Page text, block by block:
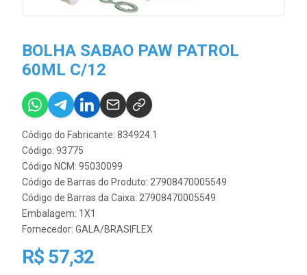
BOLHA SABAO PAW PATROL
60ML C/12
Código do Fabricante: 834924.1
Código: 93775
Código NCM: 95030099
Código de Barras do Produto: 27908470005549
Código de Barras da Caixa: 27908470005549
Embalagem: 1X1
Fornecedor: GALA/BRASIFLEX
R$ 57,32